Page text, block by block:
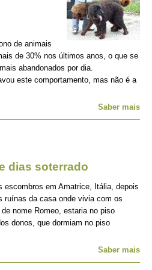
de animais
de 30% nos últimos anos, o que se
abandonados por dia.
este comportamento, mas não é a
Saber mais
dias soterrado
escombros em Amatrice, Itália, depois
ruínas da casa onde vivia com os
nome Romeo, estaria no piso
donos, que dormiam no piso
Saber mais